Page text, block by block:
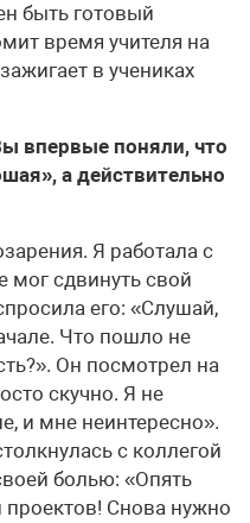
быть готовый
время учителя на
в учениках
впервые поняли, что
а действительно
Я работала с
мог сдвинуть свой
его: «Слушай,
Что пошло не
Он посмотрел на
скучно. Я не
и мне неинтересно».
с коллегой
болью: «Опять
проектов! Снова нужно